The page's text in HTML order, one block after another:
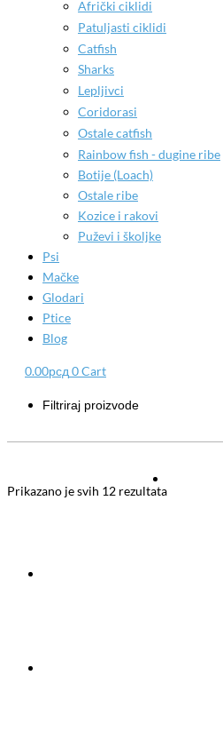
Afrički ciklidi
Patuljasti ciklidi
Catfish
Sharks
Lepljivci
Coridorasi
Ostale catfish
Rainbow fish - dugine ribe
Botije (Loach)
Ostale ribe
Kozice i rakovi
Puževi i školjke
Psi
Mačke
Glodari
Ptice
Blog
0.00рсд 0Cart
Filtriraj proizvode
Prikazano je svih 12 rezultata